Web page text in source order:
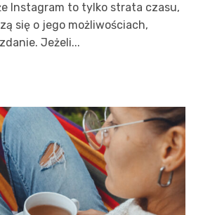
Instagram to tylko strata czasu,
się o jego możliwościach,
Jeżeli...